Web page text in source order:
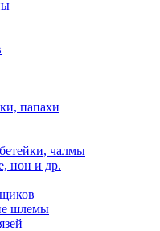
папахи
чалмы
нон и др.
шлемы